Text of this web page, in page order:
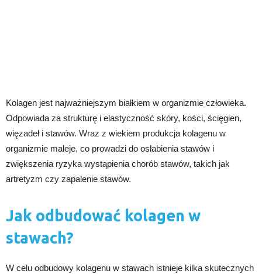
Kolagen jest najważniejszym białkiem w organizmie człowieka.
Odpowiada za strukturę i elastyczność skóry, kości, ścięgien,
więzadeł i stawów. Wraz z wiekiem produkcja kolagenu w
organizmie maleje, co prowadzi do osłabienia stawów i
zwiększenia ryzyka wystąpienia chorób stawów, takich jak
artretyzm czy zapalenie stawów.
Jak odbudować kolagen w
stawach?
W celu odbudowy kolagenu w stawach istnieje kilka skutecznych